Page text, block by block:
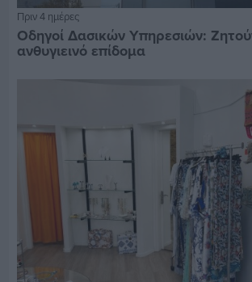
Πριν 4 ημέρες
Οδηγοί Δασικών Υπηρεσιών:
ανθυγιεινό επίδομα